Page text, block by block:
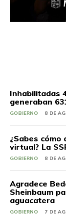
Inhabilitadas
generaban
GOBIERNO 8 DE
¿Sabes
virtual? La
GOBIERNO 8 DE
Agradece
Sheinbaum
aguacatera
GOBIERNO 7 DE